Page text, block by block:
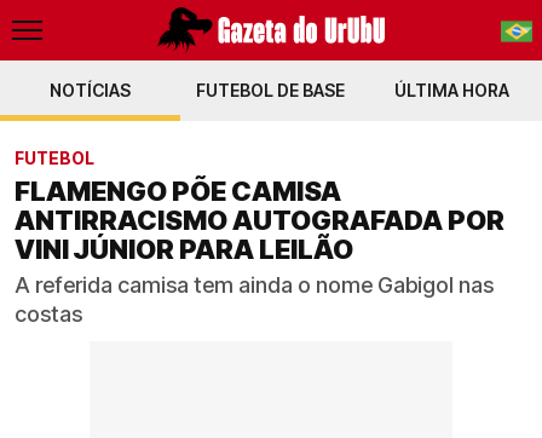
PT-BR
NOTÍCIAS FUTEBOL DE BASE ÚLTIMA HORA
FUTEBOL
FLAMENGO PÕE CAMISA
ANTIRRACISMO AUTOGRAFADA POR
VINI JÚNIOR PARA LEILÃO
A referida camisa tem ainda o nome Gabigol nas
costas